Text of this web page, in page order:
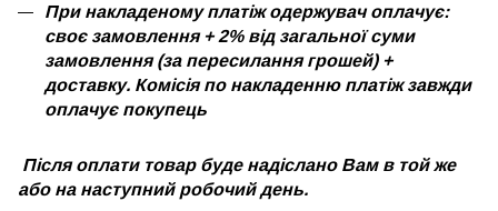
При накладеному платіж одержувач оплачує:
своє замовлення + 2% від загальної суми
замовлення (за пересилання грошей) +
доставку. Комісія по накладенню платіж завжди
оплачує покупець
Після оплати товар буде надіслано Вам в той же
або на наступний робочий день.